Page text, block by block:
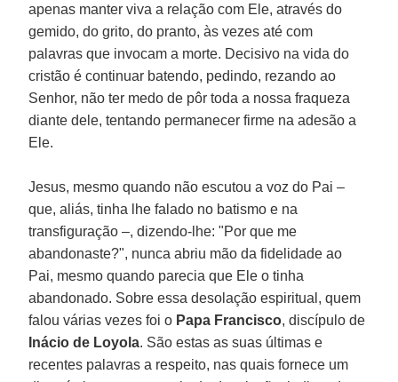
apenas manter viva a relação com Ele, através do
gemido, do grito, do pranto, às vezes até com
palavras que invocam a morte. Decisivo na vida do
cristão é continuar batendo, pedindo, rezando ao
Senhor, não ter medo de pôr toda a nossa fraqueza
diante dele, tentando permanecer firme na adesão a
Ele.
Jesus, mesmo quando não escutou a voz do Pai –
que, aliás, tinha lhe falado no batismo e na
transfiguração –, dizendo-lhe: "Por que me
abandonaste?", nunca abriu mão da fidelidade ao
Pai, mesmo quando parecia que Ele o tinha
abandonado. Sobre essa desolação espiritual, quem
falou várias vezes foi o Papa Francisco, discípulo de
Inácio de Loyola. São estas as suas últimas e
recentes palavras a respeito, nas quais fornece um